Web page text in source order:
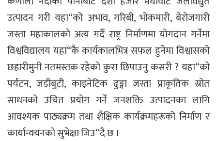
उत्पादन गरी यहा“को अभाव, गरिबी, भोकमारी, बेरोजगारी
जस्ता महाकालको अत्य गर्दै राष्ट्र निर्माणमा योगदान गर्नेमा
विश्वविद्यालय यहा“कै कार्यकालभित्र सफल हुनेमा विश्वासको
छहारीमुनी नतमस्तक रहेको कुरा छिपाउनु कसरी ? यहा“को
पर्यटन, जडीबुटी, काइनेटिक ढुङ्गा जस्ता प्राकृतिक स्रोत
साधनको उचित प्रयोग गर्ने जनशक्ति उत्पादनका लागि
आवश्यक पाठ्यक्रम तथा शैक्षिक कार्यक्रमहरूको निर्माण र
कार्यान्वयनको सुभेक्षा जिउ“दै छ ।